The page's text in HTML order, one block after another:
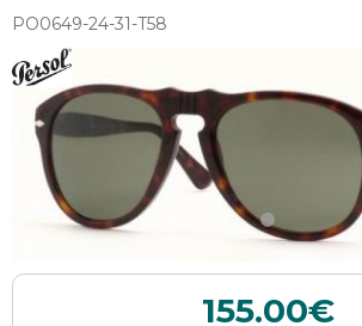
PO0649-24-31-T58
155.00